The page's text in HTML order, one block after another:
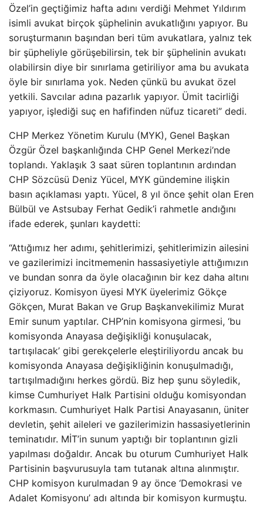
Özel’in geçtiğimiz hafta adını verdiği Mehmet Yıldırım
isimli avukat birçok şüphelinin avukatlığını yapıyor. Bu
soruşturmanın başından beri tüm avukatlara, yalnız tek
bir şüpheliyle görüşebilirsin, tek bir şüphelinin avukatı
olabilirsin diye bir sınırlama getiriliyor ama bu avukata
öyle bir sınırlama yok. Neden çünkü bu avukat özel
yetkili. Savcılar adına pazarlık yapıyor. Ümit tacirliği
yapıyor, işlediği suç en hafifinden nüfuz ticareti” dedi.
CHP Merkez Yönetim Kurulu (MYK), Genel Başkan
Özgür Özel başkanlığında CHP Genel Merkezi’nde
toplandı. Yaklaşık 3 saat süren toplantının ardından
CHP Sözcüsü Deniz Yücel, MYK gündemine ilişkin
basın açıklaması yaptı. Yücel, 8 yıl önce şehit olan Eren
Bülbül ve Astsubay Ferhat Gedik’i rahmetle andığını
ifade ederek, şunları kaydetti:
“Attığımız her adımı, şehitlerimizi, şehitlerimizin ailesini
ve gazilerimizi incitmemenin hassasiyetiyle attığımızın
ve bundan sonra da öyle olacağının bir kez daha altını
çiziyoruz. Komisyon üyesi MYK üyelerimiz Gökçe
Gökçen, Murat Bakan ve Grup Başkanvekilimiz Murat
Emir sunum yaptılar. CHP’nin komisyona girmesi, ‘bu
komisyonda Anayasa değişikliği konuşulacak,
tartışılacak’ gibi gerekçelerle eleştiriliyordu ancak bu
komisyonda Anayasa değişikliğinin konuşulmadığı,
tartışılmadığını herkes gördü. Biz hep şunu söyledik,
kimse Cumhuriyet Halk Partisini olduğu komisyondan
korkmasın. Cumhuriyet Halk Partisi Anayasanın, üniter
devletin, şehit aileleri ve gazilerimizin hassasiyetlerinin
teminatıdır. MİT’in sunum yaptığı bir toplantının gizli
yapılması doğaldır. Ancak bu oturum Cumhuriyet Halk
Partisinin başvurusuyla tam tutanak altına alınmıştır.
CHP komisyon kurulmadan 9 ay önce ‘Demokrasi ve
Adalet Komisyonu’ adı altında bir komisyon kurmuştu.